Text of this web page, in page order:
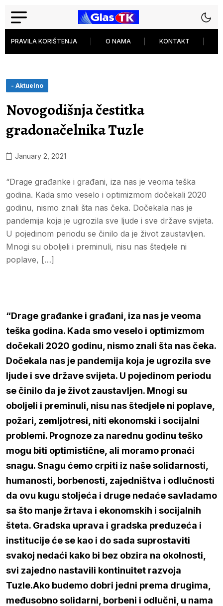
PRAVILA KORIŠTENJA O NAMA KONTAKT
- Aktuelno
Novogodišnja čestitka
gradonačelnika Tuzle
January 2, 2021
“Drage građanke i građani, iza nas je veoma teška
godina. Kada smo veselo i optimizmom dočekali 2020
godinu, nismo znali šta nas čeka. Dočekala nas je
pandemija koja je ugrozila sve ljude i sve države svijeta.
U pojedinom periodu se činilo da je život zaustavljen.
Mnogi su oboljeli i preminuli, nisu nas štedjele ni
poplave, […]
“Drage građanke i građani, iza nas je veoma
teška godina. Kada smo veselo i optimizmom
dočekali 2020 godinu, nismo znali šta nas čeka.
Dočekala nas je pandemija koja je ugrozila sve
ljude i sve države svijeta. U pojedinom periodu
se činilo da je život zaustavljen. Mnogi su
oboljeli i preminuli, nisu nas štedjele ni poplave,
požari, zemljotresi, niti ekonomski i socijalni
problemi. Prognoze za narednu godinu teško
mogu biti optimistične, ali moramo pronaći
snagu. Snagu ćemo crpiti iz naše solidarnosti,
humanosti, borbenosti, zajedništva i odlučnosti
da ovu kugu stoljeća i druge nedaće savladamo
sa što manje žrtava i ekonomskih i socijalnih
šteta. Gradska uprava i gradska preduzeća i
institucije će se kao i do sada suprostaviti
svakoj nedaći kako bi bez obzira na okolnosti,
svi zajedno nastavili kontinuitet razvoja
Tuzle.Ako budemo dobri jedni prema drugima,
međusobno solidarni, borbeni i odlučni, u nama